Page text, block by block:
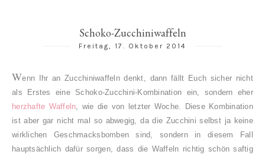
Schoko-Zucchiniwaffeln
Freitag, 17. Oktober 2014
Wenn Ihr an Zucchiniwaffeln denkt, dann fällt Euch sicher nicht
als Erstes eine Schoko-Zucchini-Kombination ein, sondern eher
herzhafte Waffeln, wie die von letzter Woche. Diese Kombination
ist aber gar nicht mal so abwegig, da die Zucchini selbst ja keine
wirklichen Geschmacksbomben sind, sondern in diesem Fall
hauptsächlich dafür sorgen, dass die Waffeln richtig schön saftig